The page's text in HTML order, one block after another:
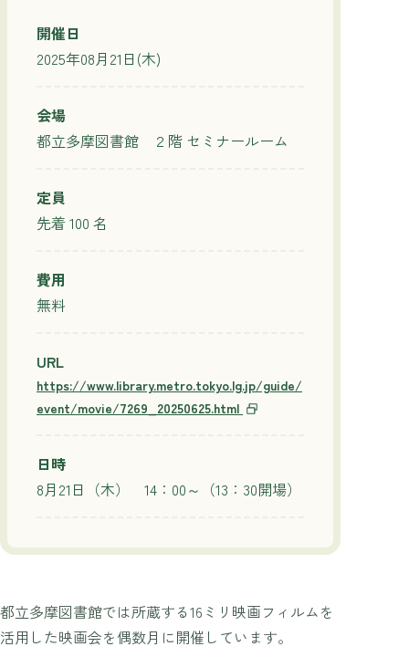
開催日
2025年08月21日(木)
会場
都立多摩図書館 ２階 セミナールーム
定員
先着 100 名
費用
無料
URL
https://www.library.metro.tokyo.lg.jp/guide/
event/movie/7269_20250625.html
日時
8月21日（木） 14：00～（13：30開場）
都立多摩図書館では所蔵する16ミリ映画フィルムを
活用した映画会を偶数月に開催しています。